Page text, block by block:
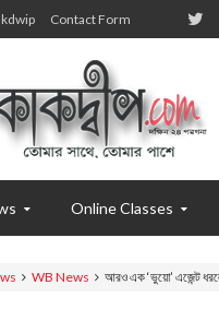
Contact Form
Online Classes
WB News আরও এক ‘ভুয়ো’ এজেন্ট